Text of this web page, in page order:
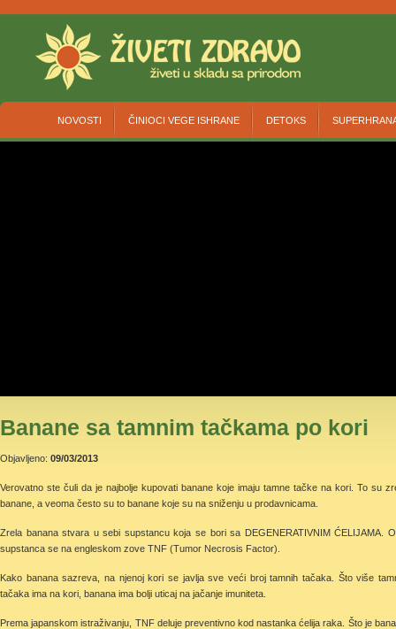
NOVOSTI ČINIOCI VEGE ISHRANE DETOKS
Banane sa tamnim tačkama po kori
Objavljeno: 09/03/2013
Verovatno ste čuli da je najbolje kupovati banane koje imaju tamne tačke na kori. To su
banane, a veoma često su to banane koje su na sniženju u prodavnicama.
Zrela banana stvara u sebi supstancu koja se bori sa DEGENERATIVNIM ĆELIJAMA.
supstanca se na engleskom zove TNF (Tumor Necrosis Factor).
Kako banana sazreva, na njenoj kori se javlja sve veći broj tamnih tačaka. Što više
tačaka ima na kori, banana ima bolji uticaj na jačanje imuniteta.
Prema japanskom istraživanju, TNF deluje preventivno kod nastanka ćelija raka. Što je